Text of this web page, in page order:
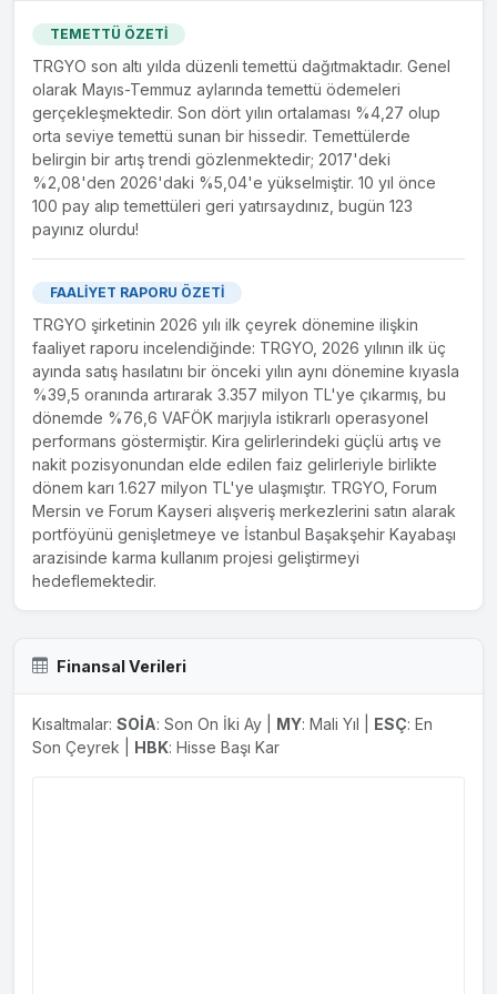
söz konusu taşınmaz için 57.792.064 TL + KDV değer
alan Deepo Antalya ve Mall Of Antalya AVM'ye komşu
konumdadır. Uzun vadede yeni alınan taşınmazın Deepo...
Maddi Duran Varlık Alımı ( 41 No'lu Parsel) Güncelleme
Antalya İli, Kepez İlçesi, Sinan Mahallesi, 28569 Ada, 41
No'lu Parsel üzerindeki 2.000 M2 yüzölçümlü taşınmazın
263,31 m2'lik payı 4.739.580 TL bedelle Zeki Gökçek'den
satın alınmıştır. Değerleme firması tarafından söz konusu
taşınmaz için 2.115.959,16 TL + KDV değer takdir edilmiştir.
Bahse konu taşınmaz, portföyümüzde yer alan Deepo
Antalya ve Mall Of Antalya AVM'ye komşu konumdadır.
Uzun vadede yeni alınan taşınmazın Deepo Antalya ve Mall
Of Antalya...
27.06.2024
Maddi Duran Varlık Alımı ( 40 No'lu Parsel)
Antalya İli, Kepez İlçesi, Sinan Mahallesi, 28569 Ada, 40
No'lu Parsel üzerindeki 5.610,18 M2 yüzölçümlü taşınmazın
1.285,85 m2'lik payı 23.145.300 TL bedelle Ahmet Arıcı'dan
satın alınmıştır. Değerleme firması tarafından söz konusu
konumdadır. Uzun vadede yeni alınan taşınmazın Deepo
Yeni Gimat
Gayrimenkul
Yatırım Ortaklığı
A.Ş.
piyasası araçlarına yatırım
yapmak
%14.0
TEMETTÜ ÖZETİ
TRGYO son altı yılda düzenli temettü dağıtmaktadır. Genel
olarak Mayıs-Temmuz aylarında temettü ödemeleri
gerçekleşmektedir. Son dört yılın ortalaması %4,27 olup
orta seviye temettü sunan bir hissedir. Temettülerde
belirgin bir artış trendi gözlenmektedir; 2017'deki
%2,08'den 2026'daki %5,04'e yükselmiştir. 10 yıl önce
100 pay alıp temettüleri geri yatırsaydınız, bugün 123
payınız olurdu!
FAALİYET RAPORU ÖZETİ
TRGYO şirketinin 2026 yılı ilk çeyrek dönemine ilişkin
faaliyet raporu incelendiğinde: TRGYO, 2026 yılının ilk üç
ayında satış hasılatını bir önceki yılın aynı dönemine kıyasla
%39,5 oranında artırarak 3.357 milyon TL'ye çıkarmış, bu
dönemde %76,6 VAFÖK marjıyla istikrarlı operasyonel
performans göstermiştir. Kira gelirlerindeki güçlü artış ve
nakit pozisyonundan elde edilen faiz gelirleriyle birlikte
dönem karı 1.627 milyon TL'ye ulaşmıştır. TRGYO, Forum
Mersin ve Forum Kayseri alışveriş merkezlerini satın alarak
portföyünü genişletmeye ve İstanbul Başakşehir Kayabaşı
arazisinde karma kullanım projesi geliştirmeyi
hedeflemektedir.
Finansal Verileri
Kısaltmalar: SOİA: Son On İki Ay | MY: Mali Yıl | ESÇ: En
Son Çeyrek | HBK: Hisse Başı Kar